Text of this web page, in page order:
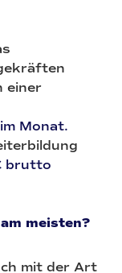
einer
Monat.
brutto
meisten?
mit der Art